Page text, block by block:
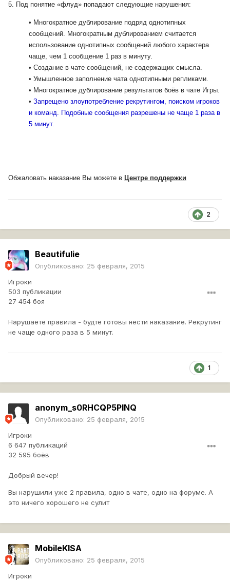
5. Под понятие «флуд» попадают следующие нарушения:
• Многократное дублирование подряд однотипных
сообщений. Многократным дублированием считается
использование однотипных сообщений любого характера
чаще, чем 1 сообщение 1 раз в минуту.
• Создание в чате сообщений, не содержащих смысла.
• Умышленное заполнение чата однотипными репликами.
• Многократное дублирование результатов боёв в чате Игры.
• Запрещено злоупотребление рекрутингом, поиском игроков
и команд. Подобные сообщения разрешены не чаще 1 раза в
5 минут.
Обжаловать наказание Вы можете в Центре поддержки
2
Beautifulie
Опубликовано: 25 февраля, 2015
Игроки
503 публикации
27 454 боя
Нарушаете правила - будте готовы нести наказание. Рекрутинг
не чаще одного раза в 5 минут.
1
anonym_s0RHCQP5PINQ
Опубликовано: 25 февраля, 2015
Игроки
6 647 публикаций
32 595 боёв
Добрый вечер!
Вы нарушили уже 2 правила, одно в чате, одно на форуме. А
это ничего хорошего не сулит
MobileKlSA
Опубликовано: 25 февраля, 2015
Игроки